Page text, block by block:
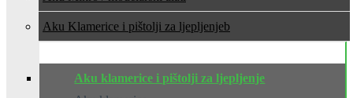
Aku Klamerice i pištolji za ljepljenje
Aku klamerice i pištolji za ljepljenje